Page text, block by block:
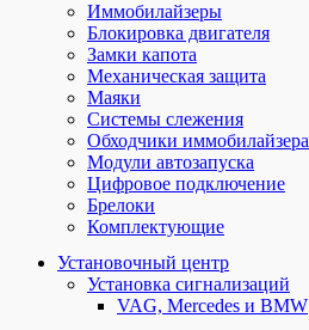
Иммобилайзеры
Блокировка двигателя
Замки капота
Механическая защита
Маяки
Системы слежения
Обходчики иммобилайзера
Модули автозапуска
Цифровое подключение
Брелоки
Комплектующие
Установочный центр
Установка сигнализаций
VAG, Mercedes и BMW